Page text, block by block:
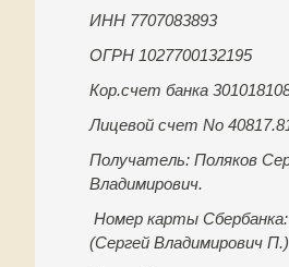
ИНН 7707083893
ОГРН 1027700132195
Кор.счет банка
Лицевой счет No
Получатель: Поляков
Владимирович.
Номер карты
(Сергей Владимирович П.)